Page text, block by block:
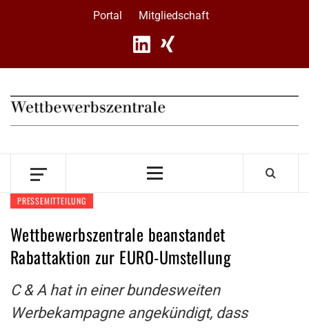
Portal Mitgliedschaft
Primary
PRESSEMITTEILUNG
Wettbewerbszentrale beanstandet
Rabattaktion zur EURO-Umstellung
C & A hat in einer bundesweiten
Werbekampagne angekündigt, dass